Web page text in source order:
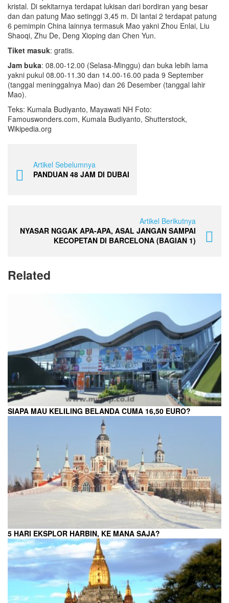
kristal. Di sekitarnya terdapat lukisan dari bordiran yang besar
dan dan patung Mao setinggi 3,45 m. Di lantai 2 terdapat patung
6 pemimpin China lainnya termasuk Mao yakni Zhou Enlai, Liu
Shaoqi, Zhu De, Deng Xioping dan Chen Yun.
Tiket masuk: gratis.
Jam buka: 08.00-12.00 (Selasa-Minggu) dan buka lebih lama
yakni pukul 08.00-11.30 dan 14.00-16.00 pada 9 September
(tanggal meninggalnya Mao) dan 26 Desember (tanggal lahir
Mao).
Teks: Kumala Budiyanto, Mayawati NH Foto:
Famouswonders.com, Kumala Budiyanto, Shutterstock,
Wikipedia.org
Artikel Sebelumnya
PANDUAN 48 JAM DI DUBAI
Artikel Berikutnya
NYASAR NGGAK APA-APA, ASAL JANGAN SAMPAI
KECOPETAN DI BARCELONA (BAGIAN 1)
Related
SIAPA MAU KELILING BELANDA CUMA 16,50 EURO?
5 HARI EKSPLOR HARBIN, KE MANA SAJA?